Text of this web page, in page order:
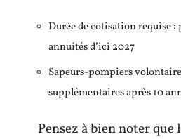
Durée de cotisation requise :
annuités d’ici 2027
Sapeurs-pompiers
supplémentaires après 10
Pensez à bien noter